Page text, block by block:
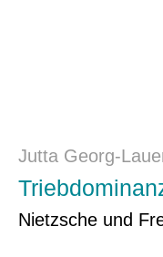
Jutta Georg-
Nietzsche und